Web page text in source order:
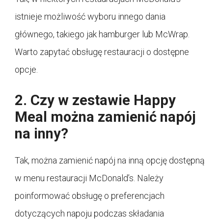
istnieje możliwość wyboru innego dania
głównego, takiego jak hamburger lub McWrap.
Warto zapytać obsługę restauracji o dostępne
opcje.
2. Czy w zestawie Happy
Meal można zamienić napój
na inny?
Tak, można zamienić napój na inną opcję dostępną
w menu restauracji McDonald’s. Należy
poinformować obsługę o preferencjach
dotyczących napoju podczas składania